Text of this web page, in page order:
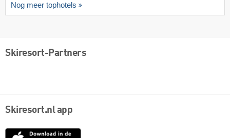
Nog meer tophotels
Skiresort-Partners
Skiresort.nl app
App